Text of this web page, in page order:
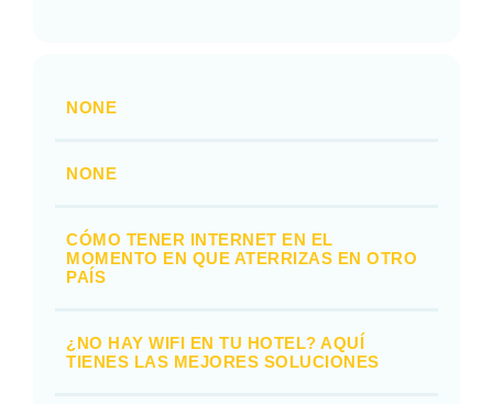
NONE
NONE
CÓMO TENER INTERNET EN EL
MOMENTO EN QUE ATERRIZAS EN OTRO
PAÍS
¿NO HAY WIFI EN TU HOTEL? AQUÍ
TIENES LAS MEJORES SOLUCIONES